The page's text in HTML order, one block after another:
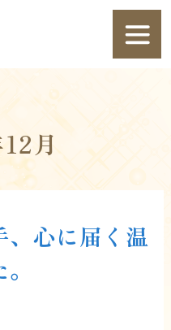
月
、心に届く温